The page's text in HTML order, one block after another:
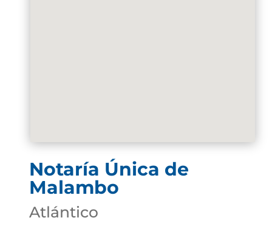
Notaría Única de
Malambo
Atlántico